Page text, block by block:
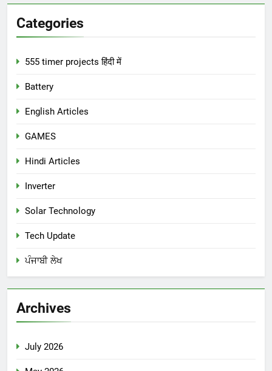
Categories
555 timer projects हिंदी में
Battery
English Articles
GAMES
Hindi Articles
Inverter
Solar Technology
Tech Update
ਪੰਜਾਬੀ ਲੇਖ
Archives
July 2026